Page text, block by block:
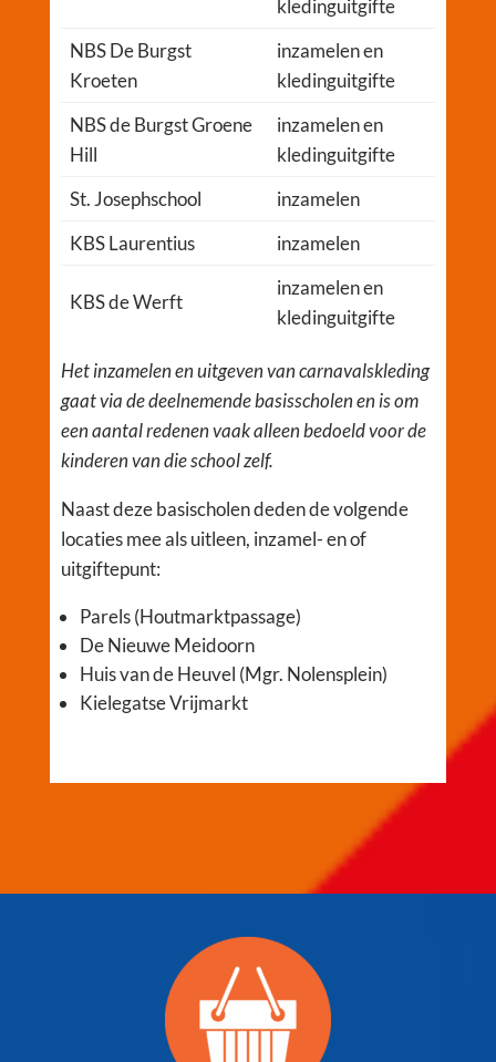
kledinguitgifte
NBS De Burgst
Kroeten
inzamelen en
kledinguitgifte
NBS de Burgst Groene
Hill
inzamelen en
kledinguitgifte
St. Josephschool
inzamelen
KBS Laurentius
inzamelen
KBS de Werft
inzamelen en
kledinguitgifte
Het inzamelen en uitgeven van carnavalskleding
gaat via de deelnemende basisscholen en is om
een aantal redenen vaak alleen bedoeld voor de
kinderen van die school zelf.
Naast deze basischolen deden de volgende
locaties mee als uitleen, inzamel- en of
uitgiftepunt:
Parels (Houtmarktpassage)
De Nieuwe Meidoorn
Huis van de Heuvel (Mgr. Nolensplein)
Kielegatse Vrijmarkt